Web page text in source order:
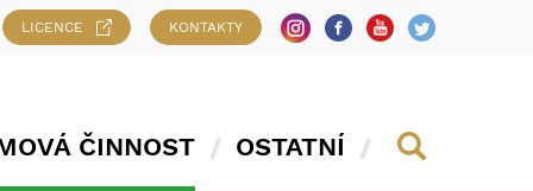
LICENCE KONTAKTY
ČINNOST OSTATNÍ